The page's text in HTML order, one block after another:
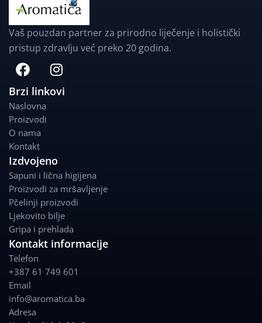
Vaš pouzdan partner za prirodno liječenje i holistički
pristup zdravlju već preko 20 godina.
F
a
c
e
b
o
o
k
I
n
s
a
m
Brzi linkovi
Naslovna
Proizvodi
O nama
Kontakt
Izdvojeno
Sapuni i lična higijena
Proizvodi za mršavljenje
Pčelinji proizvodi
Ljekovito bilje
Gripa i prehlada
Kontakt informacije
Telefon
+387 61 749 601
Email
info@aromatica.ba
Adresa